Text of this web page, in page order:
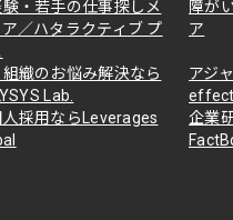
・若手の仕事探しメ
／ハタラクティブ プ
障が
ア
組織のお悩み解決なら
Lab.
アジ
採用ならLeverages
企業